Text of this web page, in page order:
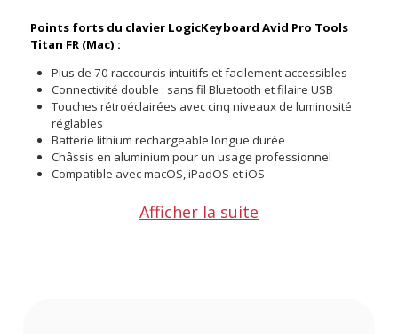
Points forts du clavier LogicKeyboard Avid Pro Tools
Titan FR (Mac) :
Plus de 70 raccourcis intuitifs et facilement accessibles
Connectivité double : sans fil Bluetooth et filaire USB
Touches rétroéclairées avec cinq niveaux de luminosité
réglables
Batterie lithium rechargeable longue durée
Châssis en aluminium pour un usage professionnel
Compatible avec macOS, iPadOS et iOS
Le clavier LogicKeyboard permet une solution efficace pour
Afficher la suite